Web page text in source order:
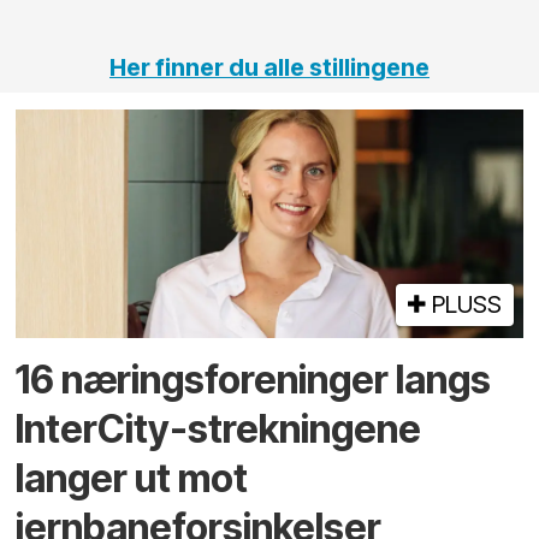
Her finner du alle stillingene
PLUSS
16 næringsforeninger langs
InterCity-strekningene
langer ut mot
jernbaneforsinkelser